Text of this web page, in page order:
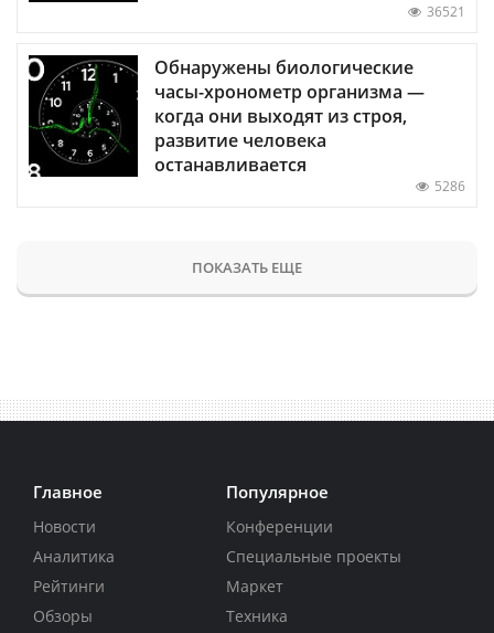
36521
Обнаружены биологические
часы-хронометр организма —
когда они выходят из строя,
развитие человека
останавливается
5286
ПОКАЗАТЬ ЕЩЕ
Главное
Новости
Аналитика
Рейтинги
Обзоры
Популярное
Конференции
Специальные проекты
Маркет
Техника